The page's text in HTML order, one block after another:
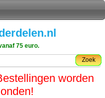
75 euro.
Zoek
worden